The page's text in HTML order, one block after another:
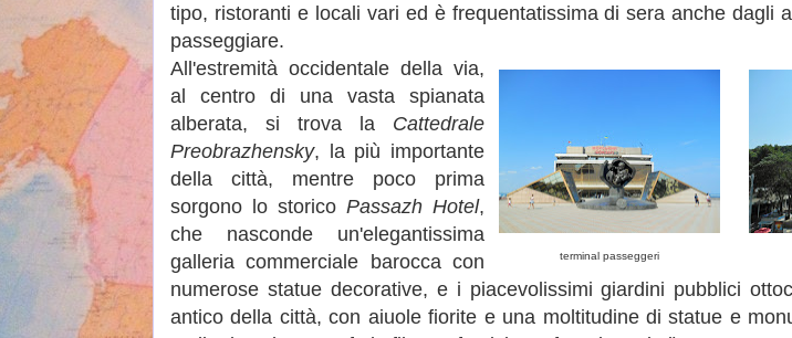
tipo, ristoranti e locali vari ed è frequentatissima di sera anche dagli
passeggiare.
terminal passeggeri
All'estremità occidentale della via,
al centro di una vasta spianata
alberata, si trova la Cattedrale
Preobrazhensky, la più importante
della città, mentre poco prima
sorgono lo storico Passazh Hotel,
che nasconde un'elegantissima
galleria commerciale barocca con
numerose statue decorative, e i piacevolissimi giardini pubblici
antico della città, con aiuole fiorite e una moltitudine di statue e